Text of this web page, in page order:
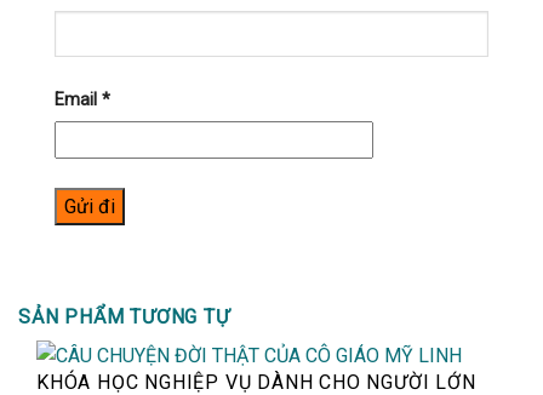
Email *
SẢN PHẨM TƯƠNG TỰ
KHÓA HỌC NGHIỆP VỤ DÀNH CHO NGƯỜI LỚN